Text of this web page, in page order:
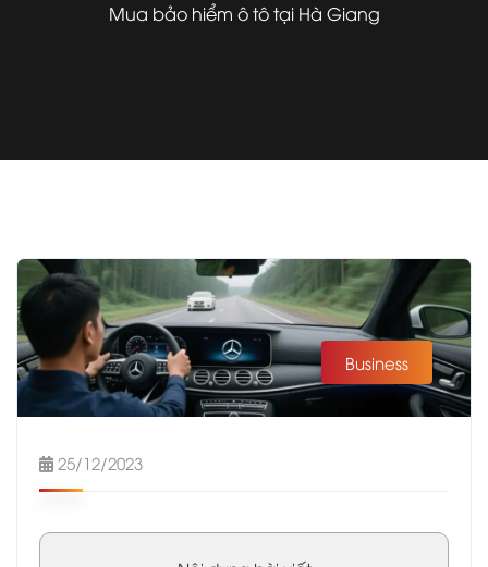
Mua bảo hiểm ô tô tại Hà Giang
Business
25/12/2023